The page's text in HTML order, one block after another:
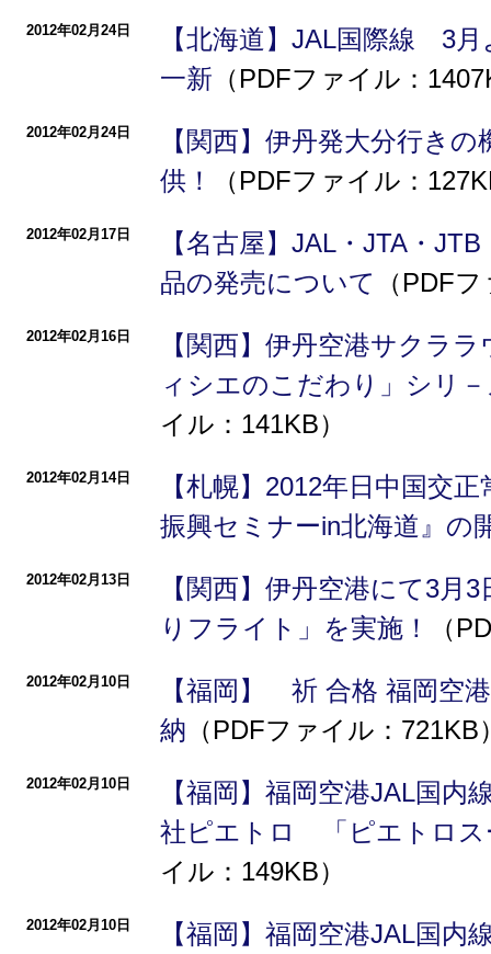
2012年02月24日
【北海道】JAL国際線 3
一新 （PDFファイル：
2012年02月24日
【関西】伊丹発大分行き
供！
（PDFファイル：
2012年02月17日
【名古屋】JAL・JTA・
品の発売について
（PDF
2012年02月16日
【関西】伊丹空港サクラ
ィシエのこだわり」シリ
イル：141KB）
2012年02月14日
【札幌】2012年日中国交
振興セミナーin北海道』の
2012年02月13日
【関西】伊丹空港にて3月
りフライト」を実施！
（
2012年02月10日
【福岡】 祈 合格 福岡空
納 （PDFファイル：721KB
2012年02月10日
【福岡】福岡空港JAL国
社ピエトロ 「ピエトロ
イル：149KB）
2012年02月10日 【福岡】福岡空港JAL国